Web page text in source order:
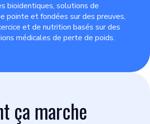
bioidentiques, solutions de
pointe et fondées sur des preuves,
et de nutrition basés sur des
médicales de perte de poids.
ça marche